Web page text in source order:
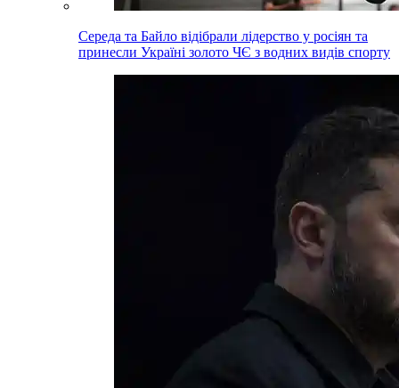
Середа та Байло відібрали лідерство у росіян та
принесли Україні золото ЧЄ з водних видів спорту